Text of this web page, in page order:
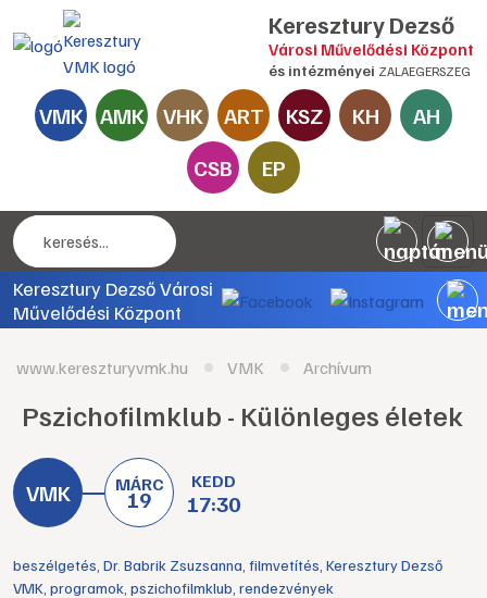
Keresztury Dezső
Városi Művelődési Központ
és intézményei ZALAEGERSZEG
VMK AMK VHK ART KSZ KH
AH
CSB
EP
Keresztury Dezső Városi
Művelődési Központ
www.kereszturyvmk.hu VMK Archívum
Pszichofilmklub - Különleges életek
MÁRC
19
KEDD
17:30
beszélgetés Dr. Babrik Zsuzsanna filmvetítés Keresztury Dezső
VMK programok pszichofilmklub rendezvények